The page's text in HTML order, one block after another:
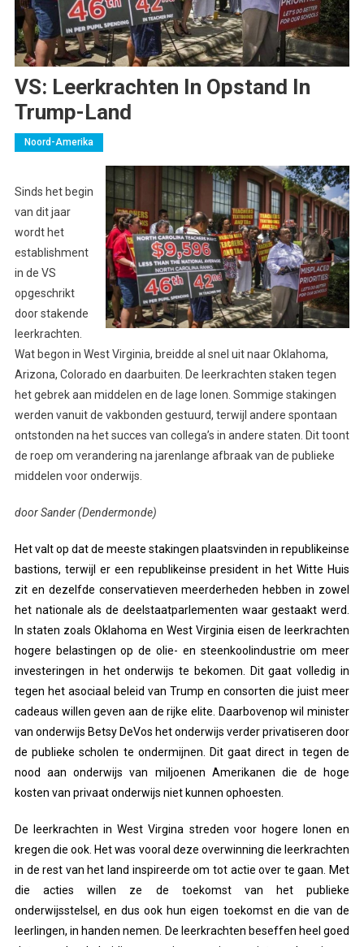
VS: Leerkrachten In Opstand In
Trump-Land
Noord-Amerika
Sinds het begin
van dit jaar
wordt het
establishment
in de VS
opgeschrikt
door stakende
leerkrachten.
Wat begon in West Virginia, breidde al snel uit naar Oklahoma,
Arizona, Colorado en daarbuiten. De leerkrachten staken tegen
het gebrek aan middelen en de lage lonen. Sommige stakingen
werden vanuit de vakbonden gestuurd, terwijl andere spontaan
ontstonden na het succes van collega’s in andere staten. Dit toont
de roep om verandering na jarenlange afbraak van de publieke
middelen voor onderwijs.
door Sander (Dendermonde)
Het valt op dat de meeste stakingen plaatsvinden in republikeinse
bastions, terwijl er een republikeinse president in het Witte Huis
zit en dezelfde conservatieven meerderheden hebben in zowel
het nationale als de deelstaatparlementen waar gestaakt werd.
In staten zoals Oklahoma en West Virginia eisen de leerkrachten
hogere belastingen op de olie- en steenkoolindustrie om meer
investeringen in het onderwijs te bekomen. Dit gaat volledig in
tegen het asociaal beleid van Trump en consorten die juist meer
cadeaus willen geven aan de rijke elite. Daarbovenop wil minister
van onderwijs Betsy DeVos het onderwijs verder privatiseren door
de publieke scholen te ondermijnen. Dit gaat direct in tegen de
nood aan onderwijs van miljoenen Amerikanen die de hoge
kosten van privaat onderwijs niet kunnen ophoesten.
De leerkrachten in West Virgina streden voor hogere lonen en
kregen die ook. Het was vooral deze overwinning die leerkrachten
in de rest van het land inspireerde om tot actie over te gaan. Met
die acties willen ze de toekomst van het publieke
onderwijsstelsel, en dus ook hun eigen toekomst en die van de
leerlingen, in handen nemen. De leerkrachten beseffen heel goed